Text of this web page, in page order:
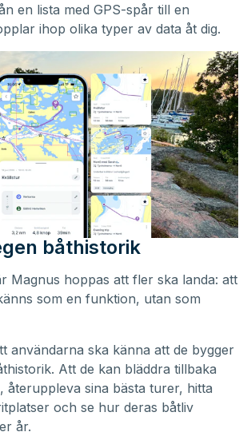
en lista med GPS-spår till en
ihop olika typer av data åt dig.
båthistorik
Magnus hoppas att fler ska landa: att
som en funktion, utan som
användarna ska känna att de bygger
Att de kan bläddra tillbaka
återuppleva sina bästa turer, hitta
och se hur deras båtliv
år.